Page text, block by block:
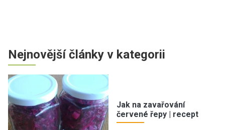
Nejnovější články v kategorii
Jak na zavařování
červené řepy | recept